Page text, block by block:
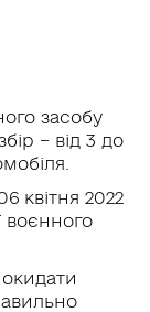
засобу
– від 3 до
квітня 2022
воєнного